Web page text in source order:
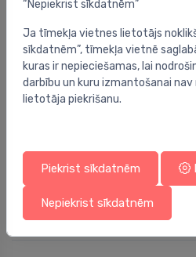
Smērvielas
ķite kanalizācijai
2.98 €
“Nepiekrist sīkdatnēm”
Ja tīmekļa vietnes lietotājs
sīkdatnēm”, tīmekļa vietnē
kuras ir nepieciešamas, lai
darbību un kuru izmantošanai
lietotāja piekrišanu.
Piekrist sīkdatnēm
Nepiekrist sīkdatnēm